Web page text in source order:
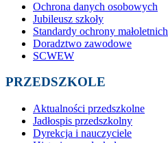
Ochrona danych osobowych
Jubileusz szkoły
Standardy ochrony małoletnich
Doradztwo zawodowe
SCWEW
PRZEDSZKOLE
Aktualności przedszkolne
Jadłospis przedszkolny
Dyrekcja i nauczyciele